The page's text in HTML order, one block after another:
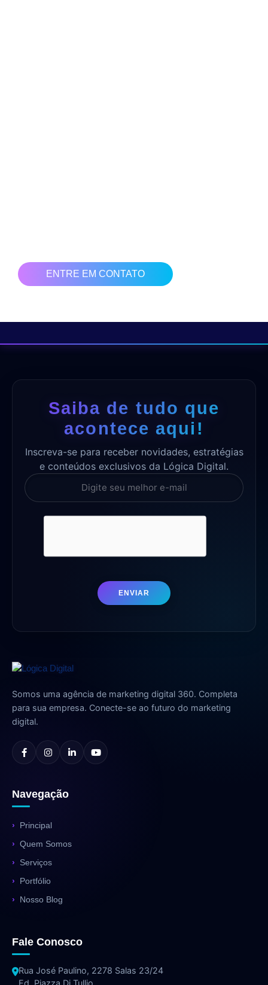
ENTRE EM CONTATO
Saiba de tudo que
acontece aqui!
Inscreva-se para receber novidades, estratégias
e conteúdos exclusivos da Lógica Digital.
ENVIAR
Somos uma agência de marketing digital 360. Completa
para sua empresa. Conecte-se ao futuro do marketing
digital.
Navegação
Principal
Quem Somos
Serviços
Portfólio
Nosso Blog
Fale Conosco
Rua José Paulino, 2278 Salas 23/24